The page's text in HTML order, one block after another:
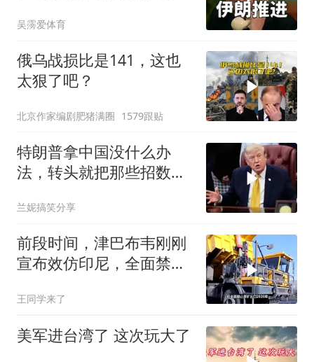
吴霶爱体育
俄乌战损比是141，这也
太狠了吧？
北京作家编剧肥猪满圈 1579跟贴
特朗普拿中国没什么办
法，转头就把那些招数，
兰妮搞笑分享
前段时间，津巴布韦刚刚
宣布效仿印尼，全面禁止
王同学来了
美军进台湾了 这次玩大了